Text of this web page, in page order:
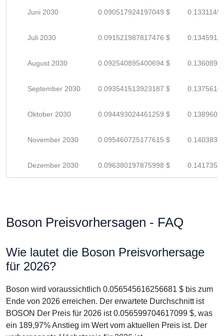
Juni 2030 0.090517924197049 $
Juli 2030 0.091521987817476 $
August 2030 0.092540895400694 $
September 2030 0.093541513923187 $
Oktober 2030 0.094493024461259 $
November 2030 0.095460725177615 $
Dezember 2030 0.096380197875998 $
Boson Preisvorhersagen - FAQ
Wie lautet die Boson Preisvorhersage
für 2026?
Boson wird voraussichtlich 0.056545616256681 $ bis zum
Ende von 2026 erreichen. Der erwartete Durchschnitt ist
BOSON Der Preis für 2026 ist 0.056599704617099 $, was
ein 189,97% Anstieg im Wert vom aktuellen Preis ist. Der